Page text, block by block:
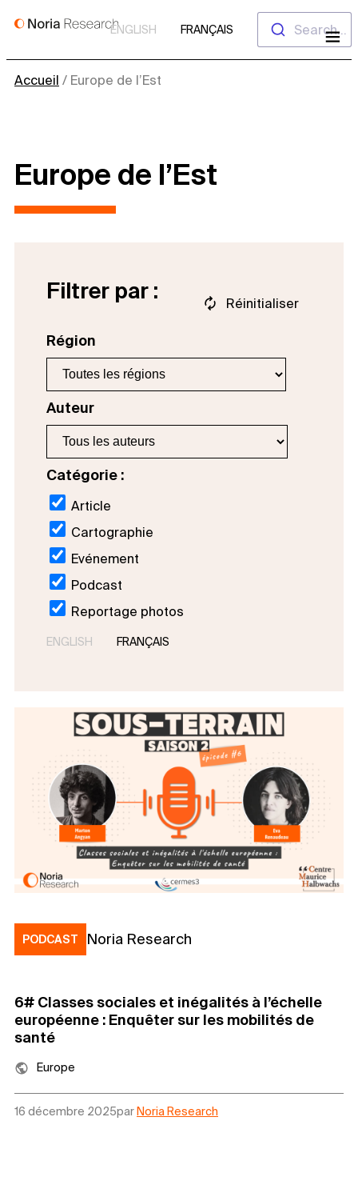
Aller
ENGLISH FRANÇAIS Search...
Accueil / Europe de l’Est
Europe de l’Est
Filtrer par :
Région
Auteur
Catégorie :
Article
Cartographie
Evénement
Podcast
Reportage photos
Réinitialiser
ENGLISH FRANÇAIS
PODCAST Noria Research
6# Classes sociales et inégalités à l’échelle
européenne : Enquêter sur les mobilités de
santé
Europe
16 décembre 2025par Noria Research